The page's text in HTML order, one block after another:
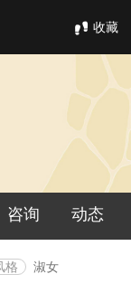
收藏
咨询 动态
格 淑女